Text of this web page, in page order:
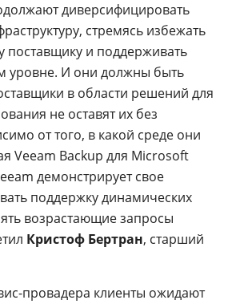
диверсифицировать
стремясь избежать
поставщику и поддерживать
уровне. И они должны быть
в области решений для
не оставят их без
от того, в какой среде они
Veeam Backup для Microsoft
демонстрирует свое
поддержку динамических
возрастающие запросы
Кристоф Бертран, старший
провадера клиенты ожидают